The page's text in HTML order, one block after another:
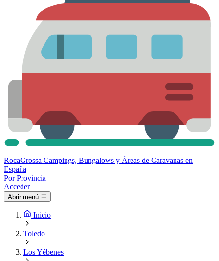
RocaGrossa Campings, Bungalows y Áreas de Caravanas en
España
Por Provincia
Acceder
Abrir menú
Inicio
Toledo
Los Yébenes